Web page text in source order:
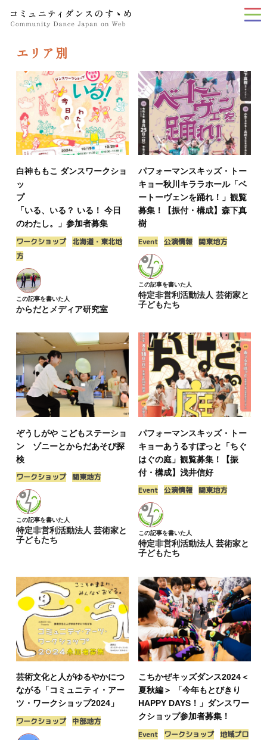
エリア別
白神ももこ ダンスワークショ
ッ
プ
「いる、いる？ いる！ 今日
のわたし。」参加者募集
ワークショップ
北海道・東北地
方
この記事を書いた人
からだとメディア研究室
パフォーマンスキッズ・トー
キョー秋川キララホール「ベ
ートーヴェンを踊れ！」観覧
募集！【振付・構成】森下真
樹
Event 公演情報 関東地方
この記事を書いた人
特定非営利活動法人 芸術家と
子どもたち
ぞうしがや こどもステーショ
ン ゾニーとからだあそび探
検
ワークショップ 関東地方
この記事を書いた人
特定非営利活動法人 芸術家と
子どもたち
パフォーマンスキッズ・トー
キョーあうるすぽっと「ちぐ
はぐの庭」観覧募集！【振
付・構成】浅井信好
Event 公演情報 関東地方
この記事を書いた人
特定非営利活動法人 芸術家と
子どもたち
芸術文化と人がゆるやかにつ
ながる「コミュニティ・アー
ツ・ワークショップ2024」
ワークショップ 中部地方
こちかぜキッズダンス2024＜
夏秋編＞ 「今年もとびきり
HAPPY DAYS！」ダンスワー
クショップ参加者募集！
Event ワークショップ 地域プロ